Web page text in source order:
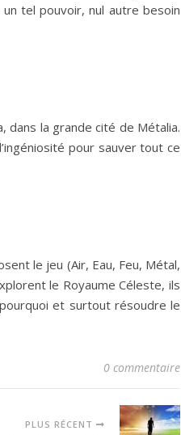
tel pouvoir, nul autre besoin
dans la grande cité de Métalia.
pour sauver tout ce
le jeu (Air, Eau, Feu, Métal,
le Royaume Céleste, ils
et surtout résoudre le
0 commentaire
PLUS RÉCENT